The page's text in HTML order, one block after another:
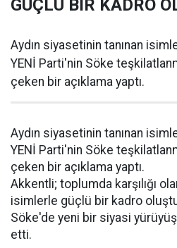
GÜÇLÜ BİR KADRO
Aydın siyasetinin tanınan
YENİ Parti'nin Söke
çeken bir açıklama yaptı.
Aydın siyasetinin tanınan
YENİ Parti'nin Söke
çeken bir açıklama yaptı.
Akkentli; toplumda karşılığı
isimlerle güçlü bir kadro
Söke'de yeni bir siyasi yürüyüş
etti.